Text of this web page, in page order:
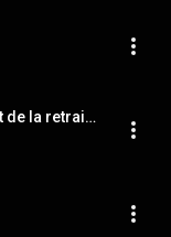
Curieuse histoire : thème de l'exil et de la retraite